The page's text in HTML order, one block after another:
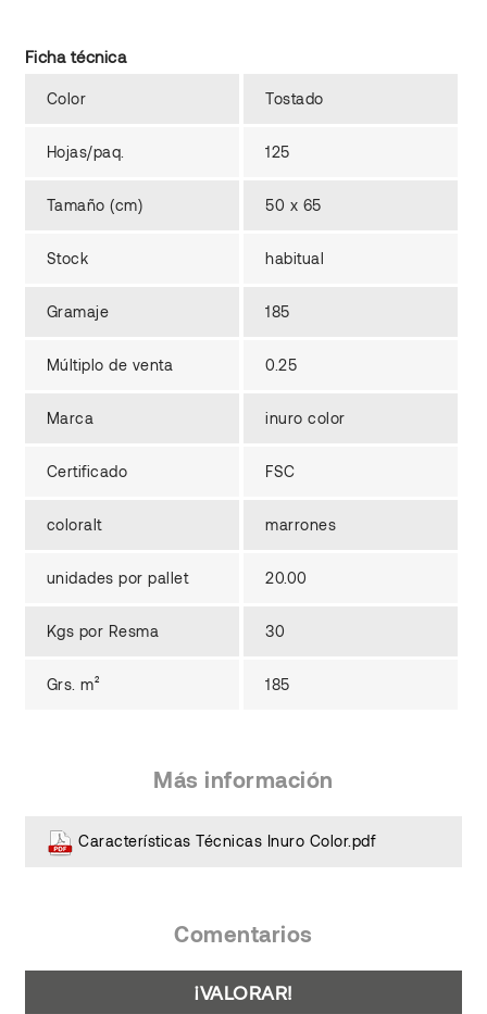
Ficha técnica
Color Tostado
Hojas/paq. 125
Tamaño (cm) 50 x 65
Stock habitual
Gramaje 185
Múltiplo de venta 0.25
Marca inuro color
Certificado FSC
coloralt marrones
unidades por pallet 20.00
Kgs por Resma 30
Grs. m² 185
Más información
Características Técnicas Inuro Color.pdf
Comentarios
¡VALORAR!